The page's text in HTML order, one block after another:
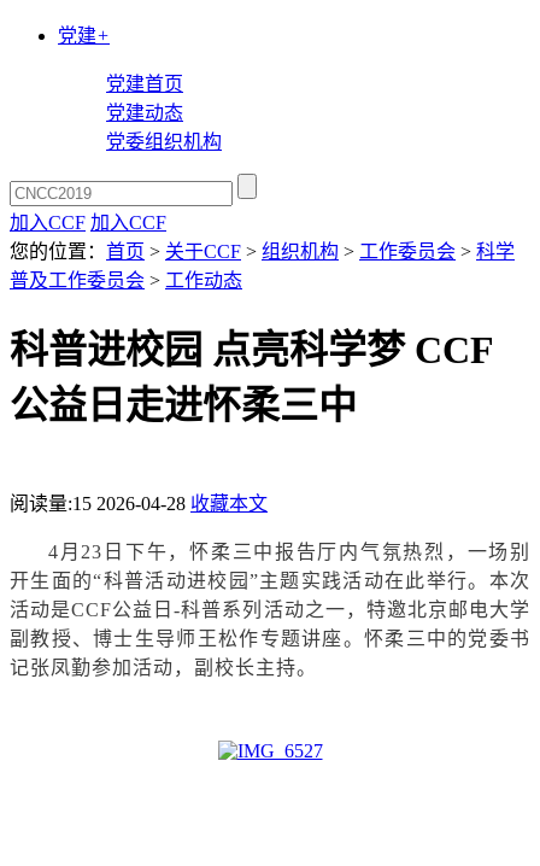
党建+
党建首页
党建动态
党委组织机构
加入CCF 加入CCF
您的位置： 首页 > 关于CCF > 组织机构 > 工作委员会 > 科学
普及工作委员会 > 工作动态
科普进校园 点亮科学梦 CCF
公益日走进怀柔三中
阅读量:15 2026-04-28 收藏本文
4月23日下午，怀柔三中报告厅内气氛热烈，一场别
开生面的“科普活动进校园”主题实践活动在此举行。本次
活动是CCF公益日-科普系列活动之一，特邀北京邮电大学
副教授、博士生导师王松作专题讲座。怀柔三中的党委书
记张凤勤参加活动，副校长主持。